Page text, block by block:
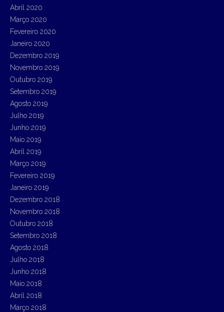
Abril 2020
Março 2020
Fevereiro 2020
Janeiro 2020
Dezembro 2019
Novembro 2019
Outubro 2019
Setembro 2019
Agosto 2019
Julho 2019
Junho 2019
Maio 2019
Abril 2019
Março 2019
Fevereiro 2019
Janeiro 2019
Dezembro 2018
Novembro 2018
Outubro 2018
Setembro 2018
Agosto 2018
Julho 2018
Junho 2018
Maio 2018
Abril 2018
Março 2018